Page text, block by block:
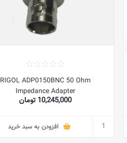
RIGOL ADP0150BNC 50 Ohm
Impedance Adapter
10,245,000 تومان
افزودن به سبد خرید